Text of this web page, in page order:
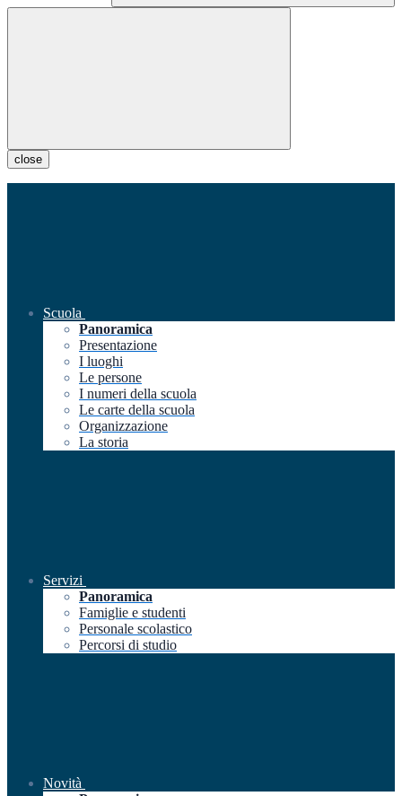
close
Scuola
Panoramica
Presentazione
I luoghi
Le persone
I numeri della scuola
Le carte della scuola
Organizzazione
La storia
Servizi
Panoramica
Famiglie e studenti
Personale scolastico
Percorsi di studio
Novità